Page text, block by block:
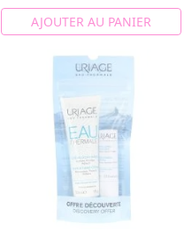
AJOUTER AU PANIER